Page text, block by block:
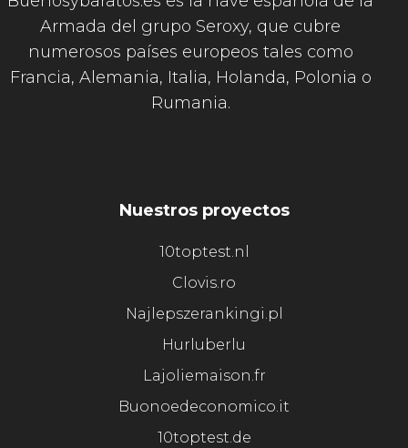
Armada del grupo Seroxy, que cubre
numerosos países europeos tales como
Francia, Alemania, Italia, Holanda, Polonia o
Rumania.
Nuestros proyectos
10toptest.nl
Clovis.ro
Najlepszerankingi.pl
Hurluberlu
Lajoliemaison.fr
Buonoedeconomico.it
10toptest.de